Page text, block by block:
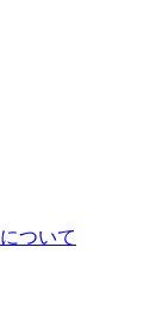
ついて